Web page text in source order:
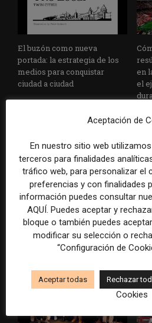
El buzón como nueva
portada: la estrategia de los
medios para conquistar
ciudad a ciudad
en
el
Cuando el lector ya no llega
al medio, el medio tiene que
llegar a sus rutinas
el
Aceptación de
En nuestro sitio web
terceros para finalidades
tráfico web, para personalizar el
preferencias y con finalidades
información puedes consultar
AQUÍ. Puedes aceptar y
bloque o también puedes
modificar su selección o
“Configuración de
Aceptar todas Rechazar
Cookies